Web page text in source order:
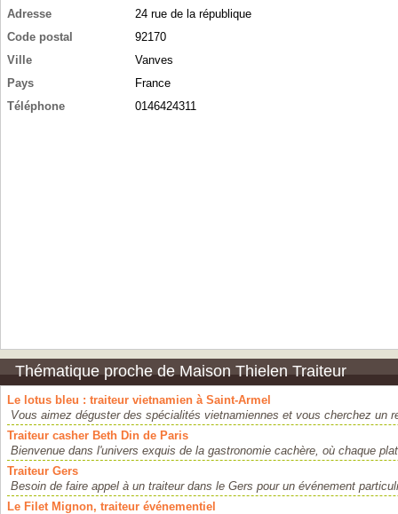
Adresse
24 rue de la république
Code postal
92170
Ville
Vanves
Pays
France
Téléphone
0146424311
Thématique proche de Maison Thielen Traiteur
Le lotus bleu : traiteur vietnamien à Saint-Armel
Vous aimez déguster des spécialités vietnamiennes et vous cherchez un
Traiteur casher Beth Din de Paris
Bienvenue dans l'univers exquis de la gastronomie cachère, où chaque
Traiteur Gers
Besoin de faire appel à un traiteur dans le Gers pour un événement
Le Filet Mignon, traiteur événementiel